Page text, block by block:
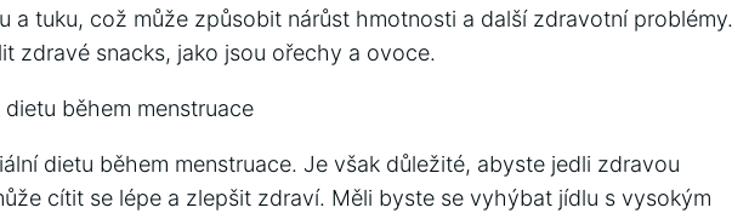
a tuku, což může způsobit nárůst hmotnosti a další zdravotní problémy.
zdravé snacks, jako jsou ořechy a ovoce.
během menstruace
dietu během menstruace. Je však důležité, abyste jedli zdravou
cítit se lépe a zlepšit zdraví. Měli byste se vyhýbat jídlu s vysokým